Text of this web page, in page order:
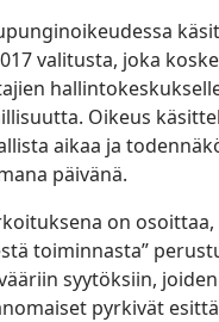
valitusta, joka
Oikeus
aikaa ja
päivänä.
on
toiminnasta”
syytöksiin,
pyrkivät